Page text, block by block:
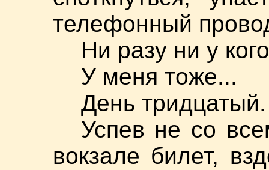
телефонный
Ни разу ни у
У меня тоже...
День
Успев не со
вокзале билет,